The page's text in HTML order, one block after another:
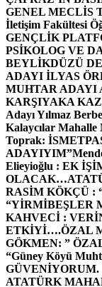
GENEL MECLİS
İletişim Fakültesi
GENÇLİK
PSİKOLOG VE
BEYLİKDÜZÜ
ADAYI İLYAS
MUHTAR
KARŞIYAKA
Adayı Yılmaz
Kalaycılar
Toprak:
ADAYIYIM”
Elieyioğlu : EK
OLACAK…
RASİM KÖKÇÜ :
“YİRMİBEŞLER
KAHVECİ :
ETKİYİ….ÖZAL
GÖKMEN: ”
“Güney Köyü
ATATÜRK